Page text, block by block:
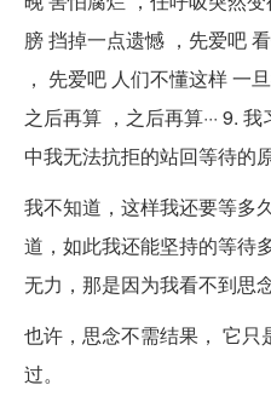
膀 挡掉一点遗憾 ，先爱吧
， 先爱吧 人们不懂这样 一
之后再算 ，之后再算··· 9.
中我无法抗拒的站回等待的原
我不知道，这样我还要等多
道，如此我还能坚持的等待
无力，那是因为我看不到思
也许，思念不需结果， 它
过。